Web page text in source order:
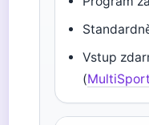
Vstup
(